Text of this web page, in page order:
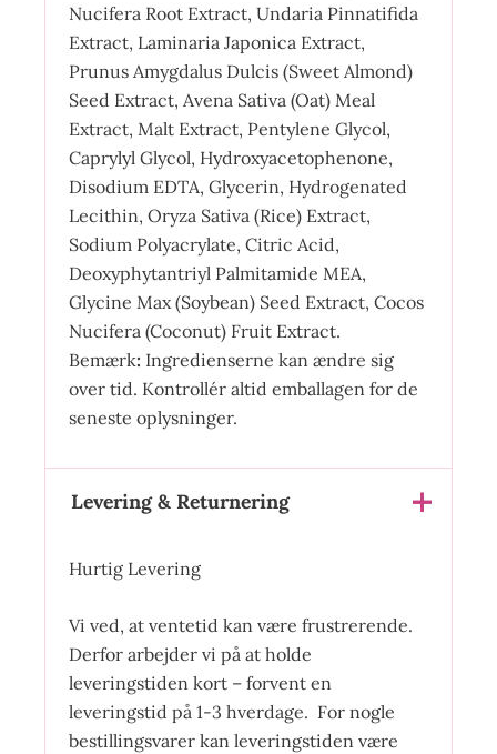
Nucifera Root Extract, Undaria Pinnatifida
Extract, Laminaria Japonica Extract,
Prunus Amygdalus Dulcis (Sweet Almond)
Seed Extract, Avena Sativa (Oat) Meal
Extract, Malt Extract, Pentylene Glycol,
Caprylyl Glycol, Hydroxyacetophenone,
Disodium EDTA, Glycerin, Hydrogenated
Lecithin, Oryza Sativa (Rice) Extract,
Sodium Polyacrylate, Citric Acid,
Deoxyphytantriyl Palmitamide MEA,
Glycine Max (Soybean) Seed Extract, Cocos
Nucifera (Coconut) Fruit Extract.
Bemærk: Ingredienserne kan ændre sig
over tid. Kontrollér altid emballagen for de
seneste oplysninger.
Levering & Returnering
Hurtig Levering
Vi ved, at ventetid kan være frustrerende.
Derfor arbejder vi på at holde
leveringstiden kort – forvent en
leveringstid på 1-3 hverdage. For nogle
bestillingsvarer kan leveringstiden være